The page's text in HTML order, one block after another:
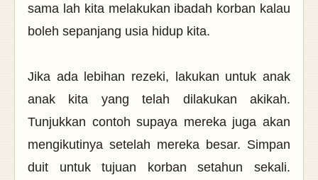
sama lah kita melakukan ibadah korban kalau
boleh sepanjang usia hidup kita.
Jika ada lebihan rezeki, lakukan untuk anak
anak kita yang telah dilakukan akikah.
Tunjukkan contoh supaya mereka juga akan
mengikutinya setelah mereka besar. Simpan
duit untuk tujuan korban setahun sekali.